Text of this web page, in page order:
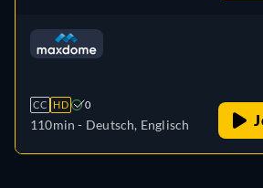
CC HD 0
110min - Deutsch, Englisch